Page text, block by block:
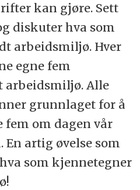
kan gjøre. Sett
diskuter hva som
arbeidsmiljø. Hver
egne fem
arbeidsmiljø. Alle
grunnlaget for å
fem om dagen vår
artig øvelse som
som kjennetegner